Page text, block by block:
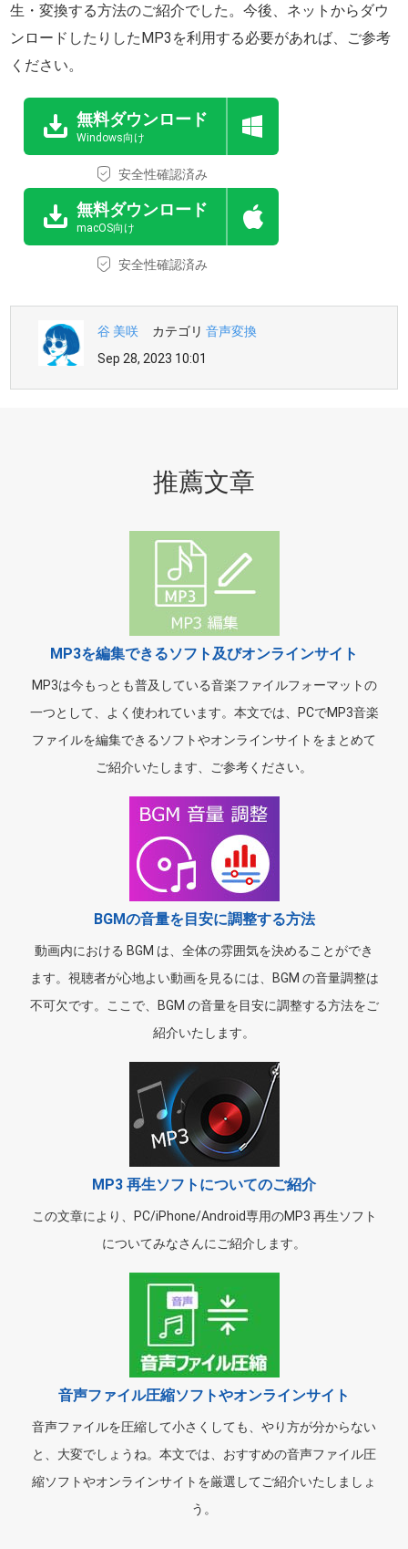
生・変換する方法のご紹介でした。今後、ネットからダウ
ンロードしたりしたMP3を利用する必要があれば、ご参考
ください。
無料ダウンロード
Windows向け
安全性確認済み
無料ダウンロード
macOS向け
安全性確認済み
谷 美咲 カテゴリ音声変換
Sep 28, 2023 10:01
推薦文章
MP3を編集できるソフト及びオンラインサイト
MP3は今もっとも普及している音楽ファイルフォーマットの
一つとして、よく使われています。本文では、PCでMP3音楽
ファイルを編集できるソフトやオンラインサイトをまとめて
ご紹介いたします、ご参考ください。
BGMの音量を目安に調整する方法
動画内における BGM は、全体の雰囲気を決めることができ
ます。視聴者が心地よい動画を見るには、BGM の音量調整は
不可欠です。ここで、BGM の音量を目安に調整する方法をご
紹介いたします。
MP3 再生ソフトについてのご紹介
この文章により、PC/iPhone/Android専用のMP3 再生ソフト
についてみなさんにご紹介します。
音声ファイル圧縮ソフトやオンラインサイト
音声ファイルを圧縮して小さくしても、やり方が分からない
と、大変でしょうね。本文では、おすすめの音声ファイル圧
縮ソフトやオンラインサイトを厳選してご紹介いたしましょ
う。